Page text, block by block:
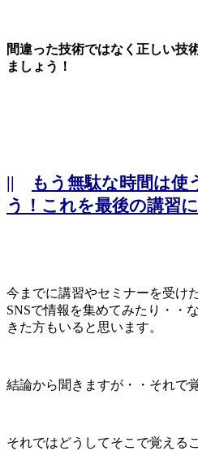
間違った技術ではなく正しい技
ましょう！
||
もう無駄な時間は使
う！これを最後の講習
今までに講習やセミナーを受けた
SNSで情報を集めてみたり・・
きた方もいると思います。
結論から聞きますが・・それで
それではどうしてそこで覚える